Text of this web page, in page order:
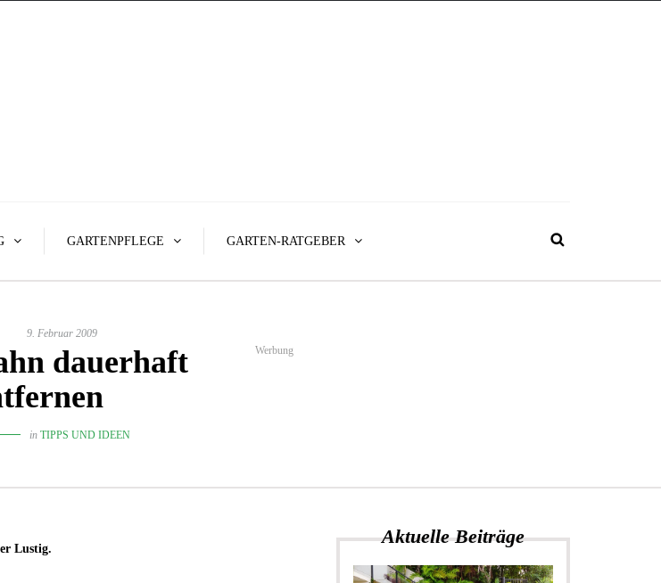
GARTENPFLEGE GARTEN-RATGEBER
9. Februar 2009
dauerhaft
Werbung
in TIPPS UND IDEEN
Lustig.
Aktuelle Beiträge